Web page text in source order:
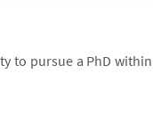
to pursue a PhD within